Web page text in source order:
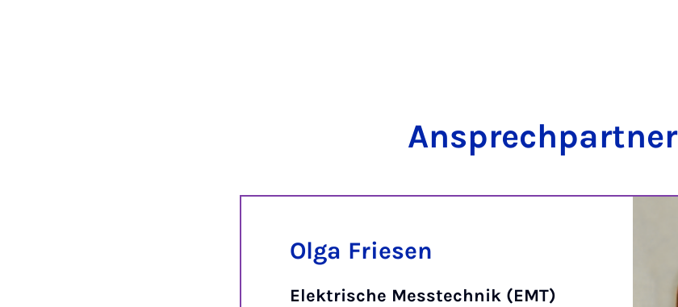
An­sprech­part­ner
Olga Friesen
Elektrische Messtechnik (EMT)